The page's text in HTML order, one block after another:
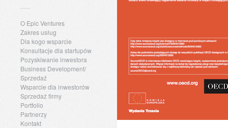
O Epic Ventures
Zakres usług
Dla kogo wsparcie
Konsultacje dla startupów
Pozyskiwanie inwestora
Business Development/
Sprzedaż
Wsparcie dla inwestorów
Sprzedaż firmy
Portfolio
Partnerzy
Kontakt